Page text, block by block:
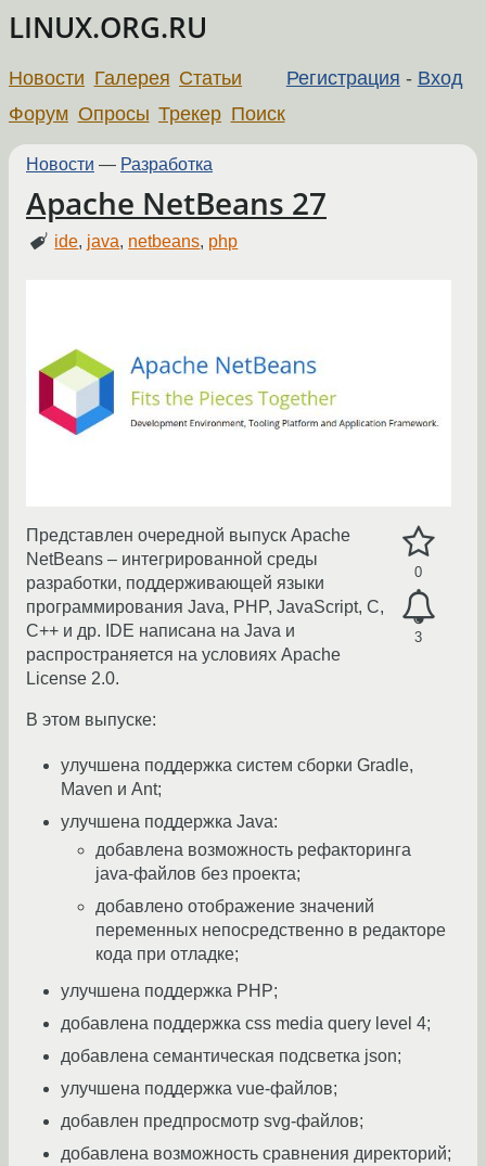
LINUX.ORG.RU
Регистрация - Вход
Новости Галерея Статьи
Форум Опросы Трекер Поиск
Новости — Разработка
Apache NetBeans 27
ide, java, netbeans, php
0
3
Представлен очередной выпуск Apache
NetBeans – интегрированной среды
разработки, поддерживающей языки
программирования Java, PHP, JavaScript, C,
C++ и др. IDE написана на Java и
распространяется на условиях Apache
License 2.0.
В этом выпуске:
улучшена поддержка систем сборки Gradle,
Maven и Ant;
улучшена поддержка Java:
добавлена возможность рефакторинга
java-файлов без проекта;
добавлено отображение значений
переменных непосредственно в редакторе
кода при отладке;
улучшена поддержка PHP;
добавлена поддержка css media query level 4;
добавлена семантическая подсветка json;
улучшена поддержка vue-файлов;
добавлен предпросмотр svg-файлов;
добавлена возможность сравнения директорий;